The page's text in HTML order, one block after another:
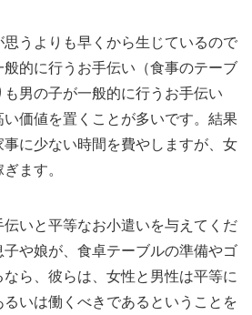
うよりも早くから生じているので
的に行うお手伝い（食事のテーブ
男の子が一般的に行うお手伝い
い価値を置くことが多いです。結果
に少ない時間を費やしますが、女
ます。
いと平等なお小遣いを与えてくだ
や娘が、食卓テーブルの準備やゴ
なら、彼らは、女性と男性は平等に
いは働くべきであるということを